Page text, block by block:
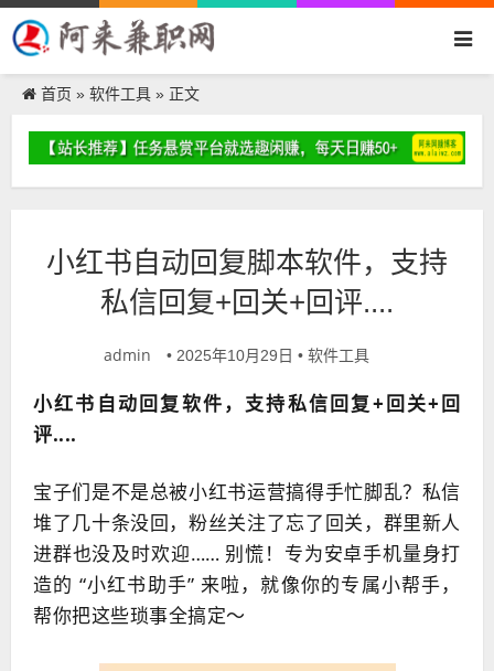
首页 » 软件工具 » 正文
小红书自动回复脚本软件，支持
私信回复+回关+回评....
admin • 2025年10月29日 • 软件工具
小红书自动回复软件，支持私信回复+回关+回
评....
宝子们是不是总被小红书运营搞得手忙脚乱？私信
堆了几十条没回，粉丝关注了忘了回关，群里新人
进群也没及时欢迎…… 别慌！专为安卓手机量身打
造的 “小红书助手” 来啦，就像你的专属小帮手，
帮你把这些琐事全搞定～